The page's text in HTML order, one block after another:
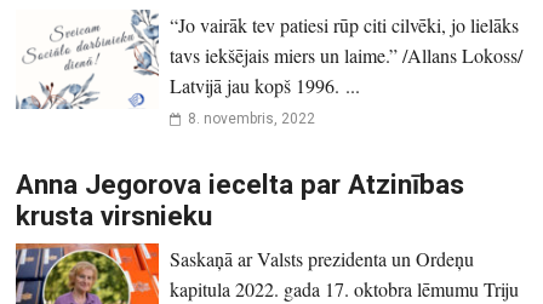
“Jo vairāk tev patiesi rūp citi cilvēki, jo lielāks
tavs iekšējais miers un laime.” /Allans Lokoss/
Latvijā jau kopš 1996. ...
8. novembris, 2022
Anna Jegorova iecelta par Atzinības
krusta virsnieku
Saskaņā ar Valsts prezidenta un Ordeņu
kapitula 2022. gada 17. oktobra lēmumu Triju